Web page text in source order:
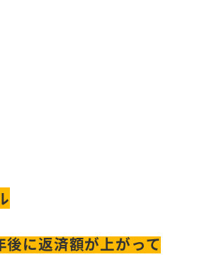
後に返済額が上がって